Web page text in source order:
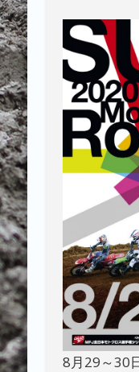
8月29～30